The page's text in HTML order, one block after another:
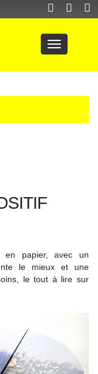
en papier, avec un
le mieux et une
le tout à lire sur